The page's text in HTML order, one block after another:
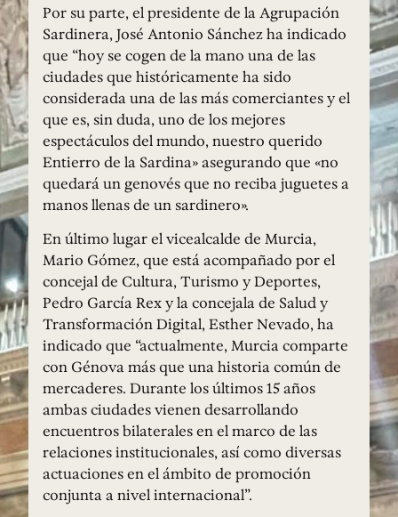
Por su parte, el presidente de la Agrupación
Sardinera, José Antonio Sánchez ha indicado
que “hoy se cogen de la mano una de las
ciudades que históricamente ha sido
considerada una de las más comerciantes y el
que es, sin duda, uno de los mejores
espectáculos del mundo, nuestro querido
Entierro de la Sardina» asegurando que «no
quedará un genovés que no reciba juguetes a
manos llenas de un sardinero».
En último lugar el vicealcalde de Murcia,
Mario Gómez, que está acompañado por el
concejal de Cultura, Turismo y Deportes,
Pedro García Rex y la concejala de Salud y
Transformación Digital, Esther Nevado, ha
indicado que “actualmente, Murcia comparte
con Génova más que una historia común de
mercaderes. Durante los últimos 15 años
ambas ciudades vienen desarrollando
encuentros bilaterales en el marco de las
relaciones institucionales, así como diversas
actuaciones en el ámbito de promoción
conjunta a nivel internacional”.